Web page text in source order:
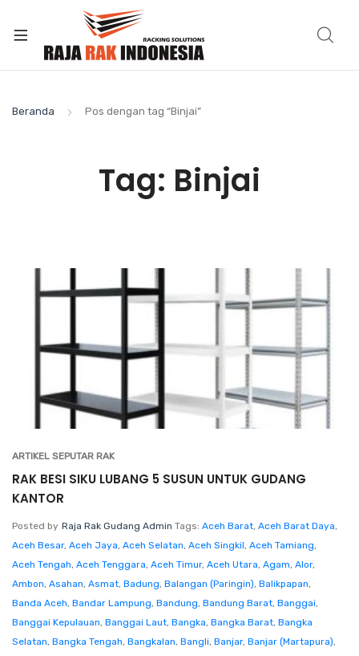
Beranda Pos dengan tag “Binjai”
Tag: Binjai
ARTIKEL SEPUTAR RAK
RAK BESI SIKU LUBANG 5 SUSUN UNTUK GUDANG
KANTOR
Posted by Raja Rak Gudang Admin Tags: Aceh Barat, Aceh Barat Daya,
Aceh Besar, Aceh Jaya, Aceh Selatan, Aceh Singkil, Aceh Tamiang,
Aceh Tengah, Aceh Tenggara, Aceh Timur, Aceh Utara, Agam, Alor,
Ambon, Asahan, Asmat, Badung, Balangan (Paringin), Balikpapan,
Banda Aceh, Bandar Lampung, Bandung, Bandung Barat, Banggai,
Banggai Kepulauan, Banggai Laut, Bangka, Bangka Barat, Bangka
Selatan, Bangka Tengah, Bangkalan, Bangli, Banjar, Banjar (Martapura),